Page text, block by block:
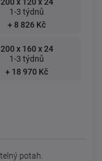
1-3 týdnů
+ 8 826 Kč
200 x 160 x 24
1-3 týdnů
+ 18 970 Kč
potah.